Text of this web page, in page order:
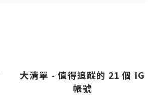
大清單 - 值得追蹤的 21 個 IG
帳號